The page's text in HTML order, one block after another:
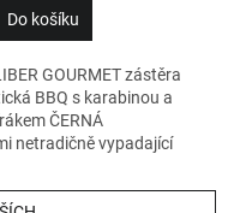
Do košíku
GOURMET zástěra
BBQ s karabinou a
ČERNÁ
netradičně vypadající
materiálu a na její